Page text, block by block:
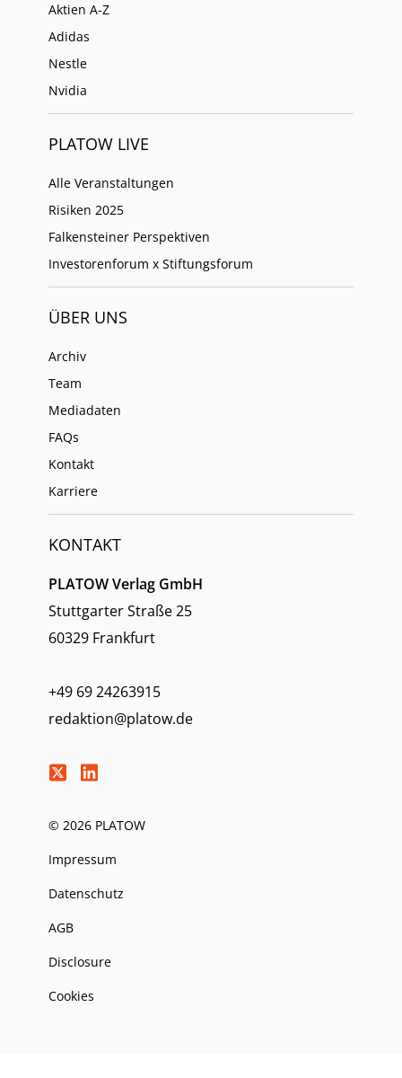
Aktien A-Z
Adidas
Nestle
Nvidia
PLATOW LIVE
Alle Veranstaltungen
Risiken 2025
Falkensteiner Perspektiven
Investorenforum x Stiftungsforum
ÜBER UNS
Archiv
Team
Mediadaten
FAQs
Kontakt
Karriere
KONTAKT
PLATOW Verlag GmbH
Stuttgarter Straße 25
60329 Frankfurt
+49 69 24263915
redaktion@platow.de
© 2026 PLATOW
Impressum
Datenschutz
AGB
Disclosure
Cookies